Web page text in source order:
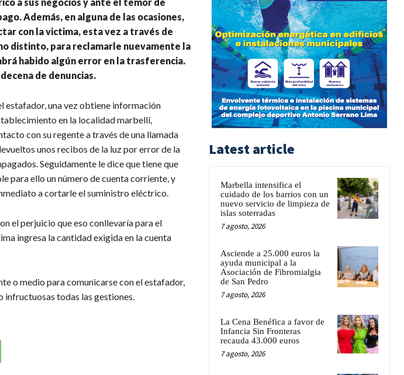
Además, en alguna de las ocasiones,
con la victima, esta vez a través de
distinto, para reclamarle nuevamente la
habido algún error en la trasferencia.
de denuncias.
estafador, una vez obtiene información
en la localidad marbellí,
con su regente a través de una llamada
unos recibos de la luz por error de la
Seguidamente le dice que tiene que
para ello un número de cuenta corriente, y
a cortarle el suministro eléctrico.
el perjuicio que eso conllevaría para el
ingresa la cantidad exigida en la cuenta
o medio para comunicarse con el estafador,
infructuosas todas las gestiones.
Latest article
Marbella intensifica el
cuidado de los barrios con un
nuevo servicio de limpieza de
islas soterradas
7 agosto, 2026
Asciende a 25.000 euros la
ayuda municipal a la
Asociación de Fibromialgia
de San Pedro
7 agosto, 2026
La Cena Benéfica a favor de
Infancia Sin Fronteras
recauda 43.000 euros
7 agosto, 2026